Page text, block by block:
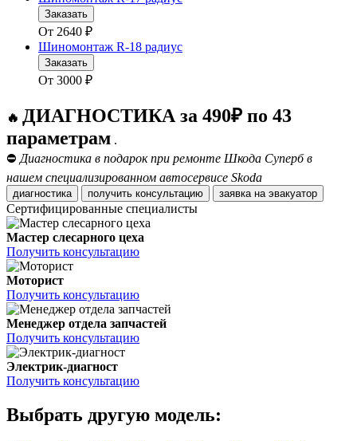
Заказать
От 2640 ₽
Шиномонтаж R-18 радиус
Заказать
От 3000 ₽
🔥 ДИАГНОСТИКА за 490₽ по 43
параметрам .
⛔ Диагностика в подарок при ремонте Шкода Суперб в
нашем специализированном автосервисе Skoda
диагностика получить консультацию заявка на эвакуатор
Сертифицированные специалисты
Мастер слесарного цеха
Получить консультацию
Моторист
Получить консультацию
Менеджер отдела запчастей
Получить консультацию
Электрик-диагност
Получить консультацию
Выбрать другую модель: